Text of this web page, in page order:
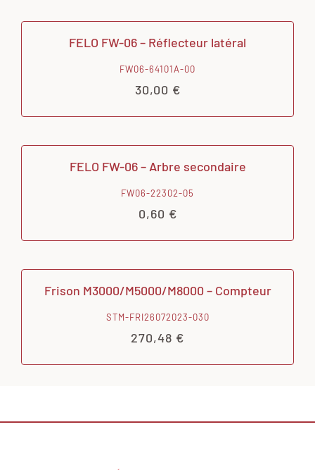
FELO FW-06 – Réflecteur latéral
FW06-64101A-00
30,00 €
FELO FW-06 – Arbre secondaire
FW06-22302-05
0,60 €
Frison M3000/M5000/M8000 – Compteur
STM-FRI26072023-030
270,48 €